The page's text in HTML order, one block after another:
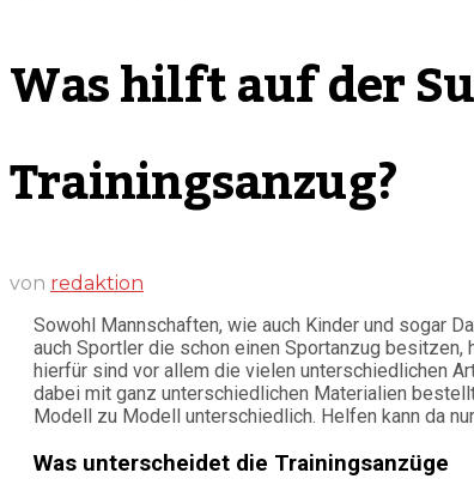
Was hilft auf der
Trainingsanzug?
von redaktion
Sowohl Mannschaften, wie auch Kinder und sogar
auch Sportler die schon einen Sportanzug besitzen,
hierfür sind vor allem die vielen unterschiedlichen
dabei mit ganz unterschiedlichen Materialien
Modell zu Modell unterschiedlich. Helfen kann da
Was unterscheidet die Trainingsanzüge